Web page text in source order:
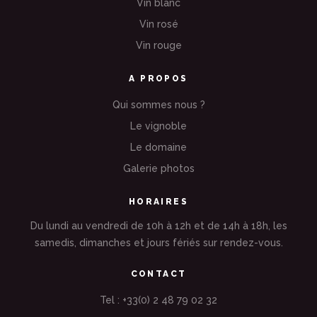
Vin blanc
Vin rosé
Vin rouge
A PROPOS
Qui sommes nous ?
Le vignoble
Le domaine
Galerie photos
HORAIRES
Du lundi au vendredi de 10h à 12h et de 14h à 18h, les
samedis, dimanches et jours fériés sur rendez-vous.
CONTACT
Tel : +33(0) 2 48 79 02 32